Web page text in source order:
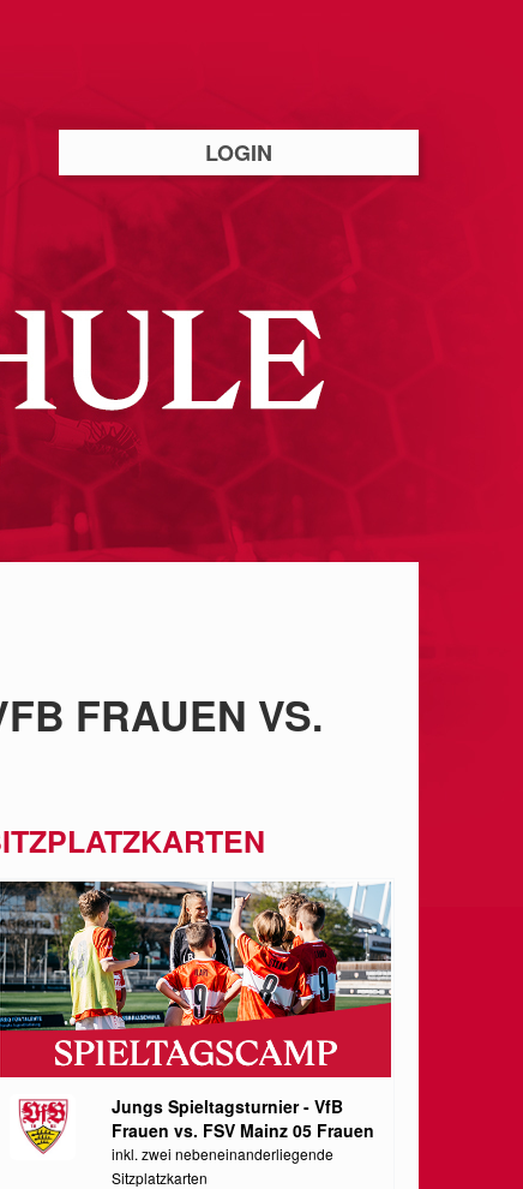
LOGIN
FRAUEN VS.
Jungs Spieltagsturnier - VfB
Frauen vs. FSV Mainz 05 Frauen
inkl. zwei nebeneinanderliegende
Sitzplatzkarten